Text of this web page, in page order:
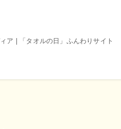
ア | 「タオルの日」ふんわりサイト